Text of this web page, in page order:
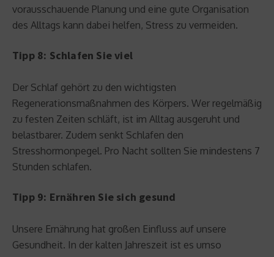
vorausschauende Planung und eine gute Organisation
des Alltags kann dabei helfen, Stress zu vermeiden.
Tipp 8: Schlafen Sie viel
Der Schlaf gehört zu den wichtigsten
Regenerationsmaßnahmen des Körpers. Wer regelmäßig
zu festen Zeiten schläft, ist im Alltag ausgeruht und
belastbarer. Zudem senkt Schlafen den
Stresshormonpegel. Pro Nacht sollten Sie mindestens 7
Stunden schlafen.
Tipp 9: Ernähren Sie sich gesund
Unsere Ernährung hat großen Einfluss auf unsere
Gesundheit. In der kalten Jahreszeit ist es umso